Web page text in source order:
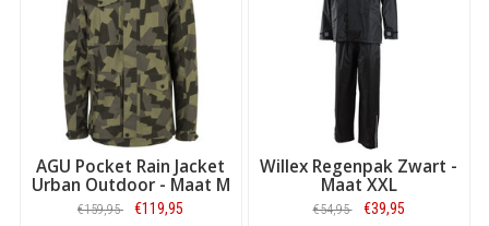
AGU Pocket Rain Jacket
Urban Outdoor - Maat M
€159,95 €119,95
Willex Regenpak Zwart -
Maat XXL
€54,95 €39,95